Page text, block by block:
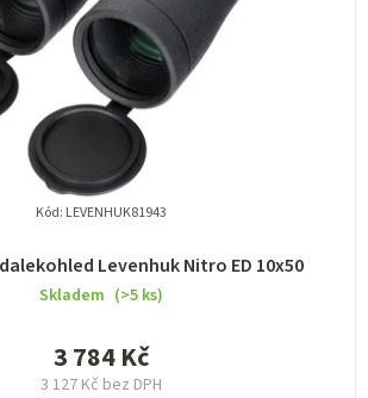
Levenhuk Nitro ED 10x50
Skladem (>5 ks)
3 127 Kč bez DPH
3 784 Kč
Kód: LEVENHUK81943